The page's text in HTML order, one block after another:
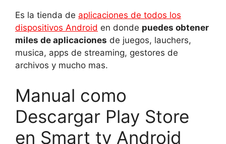
Es la tienda de aplicaciones de todos los
dispositivos Android en donde puedes obtener
miles de aplicaciones de juegos, lauchers,
musica, apps de streaming, gestores de
archivos y mucho mas.
Manual como
Descargar Play Store
en Smart tv Android